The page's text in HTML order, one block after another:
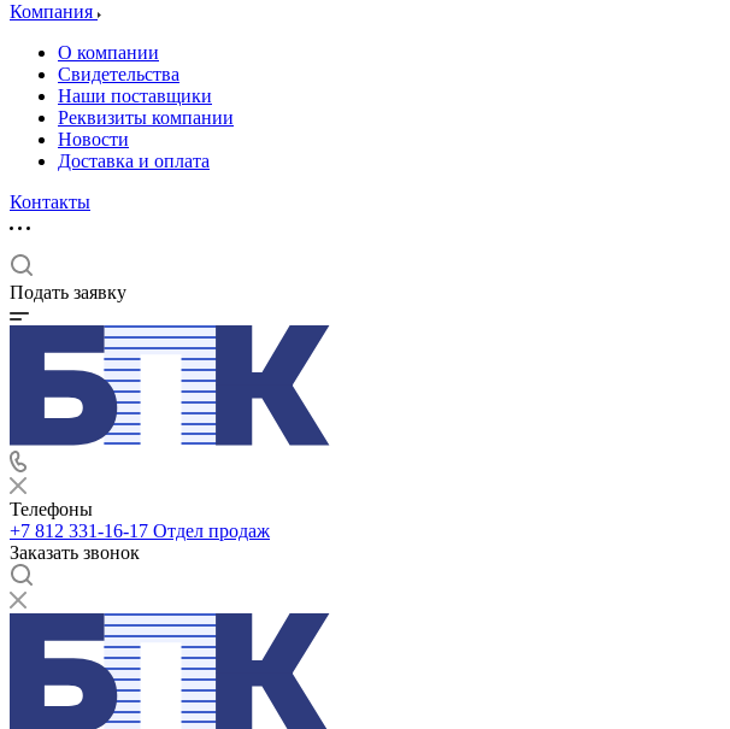
Компания
О компании
Свидетельства
Наши поставщики
Реквизиты компании
Новости
Доставка и оплата
Контакты
Подать заявку
Телефоны
+7 812 331-16-17 Отдел продаж
Заказать звонок